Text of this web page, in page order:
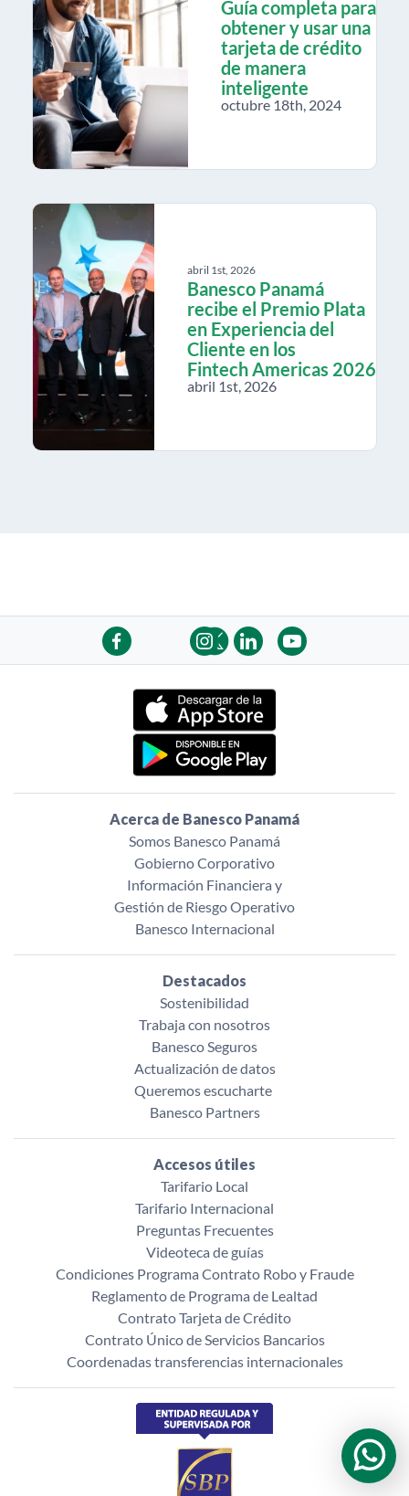
Guía completa para
obtener y usar una
tarjeta de crédito
de manera
inteligente
octubre 18th, 2024
abril 1st, 2026
Banesco Panamá
recibe el Premio Plata
en Experiencia del
Cliente en los
Fintech Americas 2026
abril 1st, 2026
Acerca de Banesco Panamá
Somos Banesco Panamá
Gobierno Corporativo
Información Financiera y
Gestión de Riesgo Operativo
Banesco Internacional
Destacados
Sostenibilidad
Trabaja con nosotros
Banesco Seguros
Actualización de datos
Queremos escucharte ‌
Banesco Partners
Accesos útiles
Tarifario Local
Tarifario Internacional
Preguntas Frecuentes
Videoteca de guías
Condiciones Programa Contrato Robo y Fraude
Reglamento de Programa de Lealtad
Contrato Tarjeta de Crédito
Contrato Único de Servicios Bancarios
Coordenadas transferencias internacionales